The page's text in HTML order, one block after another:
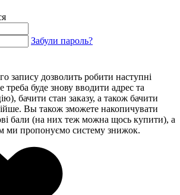
Забули пароль?
запису дозволить робити наступні
буде знову вводити адрес та
бачити стан заказу, а також бачити
Вы також зможете накопичувати
бали (на них теж можна щось купити), а
ми пропонуємо систему знижок.